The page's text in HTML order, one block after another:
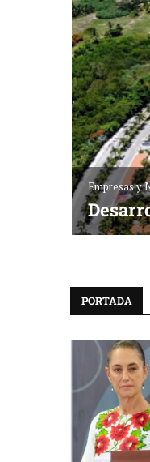
Empresas y
PORTADA